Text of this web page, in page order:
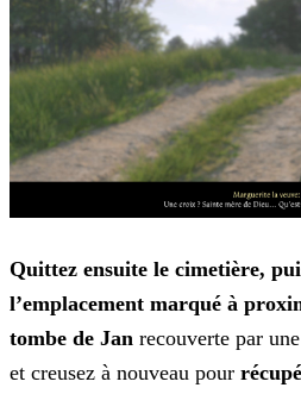
Quittez ensuite le cimetière,
l’emplacement marqué à
tombe de Jan recouverte par
et creusez à nouveau pour